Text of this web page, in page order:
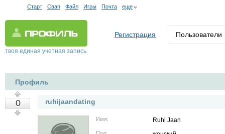
Старт Свап Файл Игры Почта еще
твоя единая учетная запись
Регистрация Пользователи
Профиль
0 ruhijaandating
Имя: Ruhi Jaan